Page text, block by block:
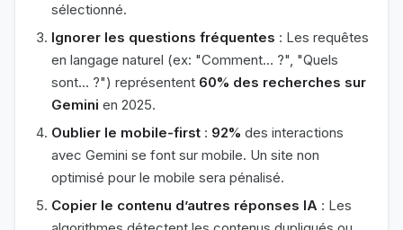
sélectionné.
Ignorer les questions fréquentes : Les requêtes
en langage naturel (ex: "Comment… ?", "Quels
sont… ?") représentent 60% des recherches sur
Gemini en 2025.
Oublier le mobile-first : 92% des interactions
avec Gemini se font sur mobile. Un site non
optimisé pour le mobile sera pénalisé.
Copier le contenu d’autres réponses IA : Les